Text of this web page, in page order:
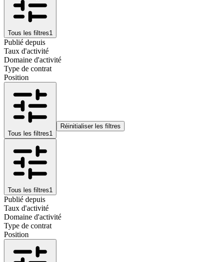
Tous les filtres1
Publié depuis
Taux d'activité
Domaine d'activité
Type de contrat
Position
Tous les filtres1
Réinitialiser les filtres
Tous les filtres1
Publié depuis
Taux d'activité
Domaine d'activité
Type de contrat
Position